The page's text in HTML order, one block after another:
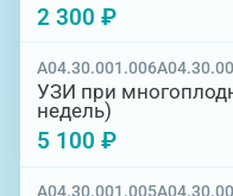
2 300 ₽
A04.30.001.006
УЗИ при
недель)
5 100 ₽
A04.30.001.005